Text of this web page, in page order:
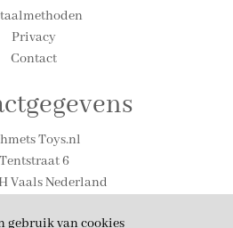
gebruik van cookies
Privacy
Contact
Toys.nl
Tentstraat 6
Vaals Nederland